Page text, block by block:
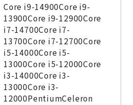
Core i9-14900Core i9-
13900Core i9-12900Core
i7-14700Core i7-
13700Core i7-12700Core
i5-14000Core i5-
13000Core i5-12000Core
i3-14000Core i3-
13000Core i3-
12000PentiumCeleron